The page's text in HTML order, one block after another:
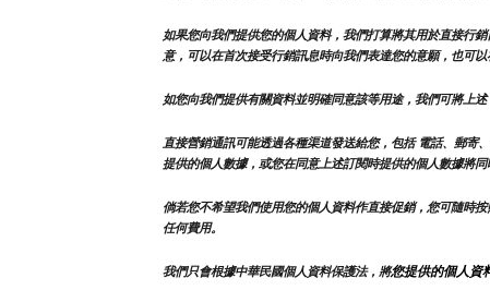
如果您向我們提供您的個人資料，我們打算將其用於直接行
意，可以在首次接受行銷訊息時向我們表達您的意願，也可以
如您向我們提供有關資料並明確同意該等用途，我們可將上述
直接營銷通訊可能透過各種渠道發送給您，包括 電話、郵寄
提供的個人數據，或您在同意上述訂閱時提供的個人數據將
倘若您不希望我們使用您的個人資料作直接促銷，您可隨時按
任何費用。
我們只會根據中華民國個人資料保護法，將您提供的個人資